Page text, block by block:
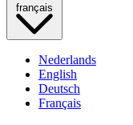
français
Nederlands
English
Deutsch
Français